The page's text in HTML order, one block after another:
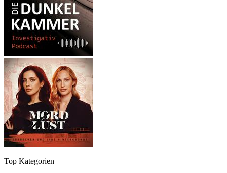
Top Kategorien